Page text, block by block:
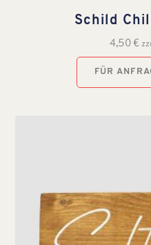
Schild
4,50 €
FÜR